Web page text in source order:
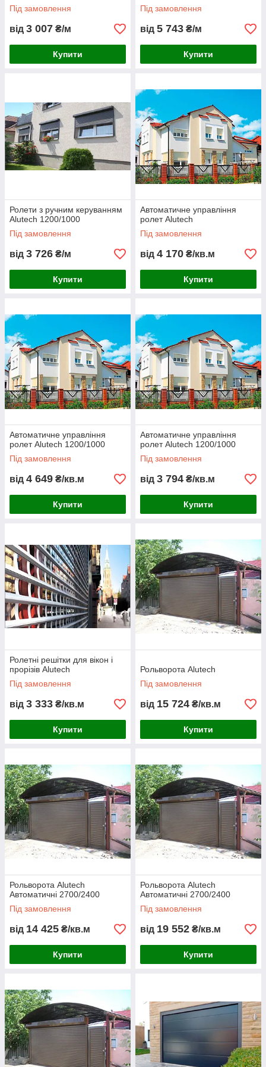
Під замовлення
від 3 007 ₴/м
Купити
Під замовлення
від 5 743 ₴/м
Купити
Ролети з ручним керуванням
Alutech 1200/1000
Під замовлення
від 3 726 ₴/м
Купити
Автоматичне управління
ролет Alutech
Під замовлення
від 4 170 ₴/кв.м
Купити
Автоматичне управління
ролет Alutech 1200/1000
Під замовлення
від 4 649 ₴/кв.м
Купити
Автоматичне управління
ролет Alutech 1200/1000
Під замовлення
від 3 794 ₴/кв.м
Купити
Ролетні решітки для вікон і
прорізів Alutech
Під замовлення
від 3 333 ₴/кв.м
Купити
Рольворота Alutech
Під замовлення
від 15 724 ₴/кв.м
Купити
Рольворота Alutech
Автоматичні 2700/2400
Під замовлення
від 14 425 ₴/кв.м
Купити
Рольворота Alutech
Автоматичні 2700/2400
Під замовлення
від 19 552 ₴/кв.м
Купити